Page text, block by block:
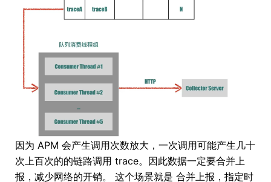
因为 APM 会产生调用次数放大，一次调用可能产生几十
次上百次的的链路调用 trace。因此数据一定要合并上
报，减少网络的开销。 这个场景就是 合并上报，指定时